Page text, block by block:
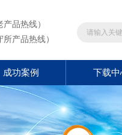
产品热线）
所产品热线）
成功案例 下载中